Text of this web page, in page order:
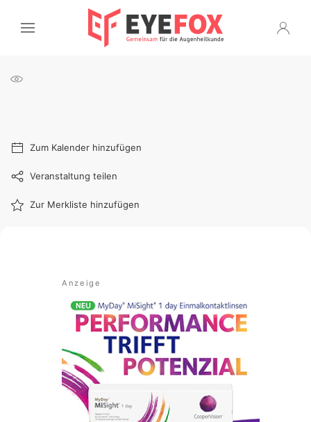
Zum Kalender hinzufügen
Veranstaltung teilen
Zur Merkliste hinzufügen